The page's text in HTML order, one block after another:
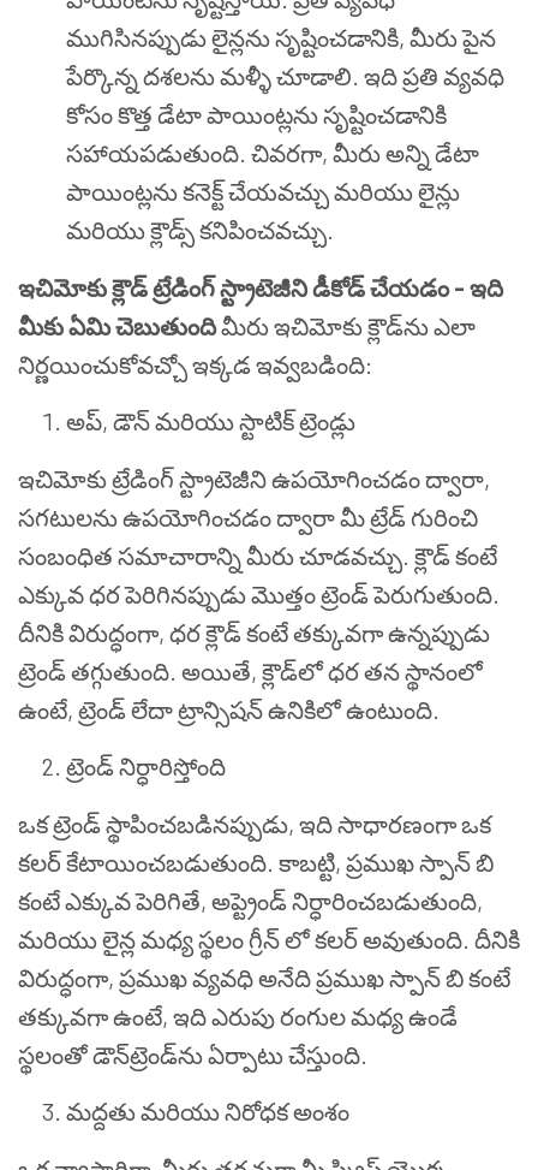
ముగిసినప్పుడు లైన్లను సృష్టించడానికి, మీరు పైన
పేర్కొన్న దశలను మళ్ళీ చూడాలి. ఇది ప్రతి వ్యవధి
కోసం కొత్త డేటా పాయింట్లను సృష్టించడానికి
సహాయపడుతుంది. చివరగా, మీరు అన్ని డేటా
పాయింట్లను కనెక్ట్ చేయవచ్చు మరియు లైన్లు
మరియు క్లౌడ్స్ కనిపించవచ్చు.
ఇచిమోకు క్లౌడ్ ట్రేడింగ్ స్ట్రాటెజీని డీకోడ్ చేయడం - ఇది
మీకు ఏమి చెబుతుందిమీరు ఇచిమోకు క్లౌడ్‌ను ఎలా
నిర్ణయించుకోవచ్చో ఇక్కడ ఇవ్వబడింది:
అప్, డౌన్ మరియు స్టాటిక్ ట్రెండ్లు
ఇచిమోకు ట్రేడింగ్ స్ట్రాటెజీని ఉపయోగించడం ద్వారా,
సగటులను ఉపయోగించడం ద్వారా మీ ట్రేడ్ గురించి
సంబంధిత సమాచారాన్ని మీరు చూడవచ్చు. క్లౌడ్ కంటే
ఎక్కువ ధర పెరిగినప్పుడు మొత్తం ట్రెండ్ పెరుగుతుంది.
దీనికి విరుద్ధంగా, ధర క్లౌడ్ కంటే తక్కువగా ఉన్నప్పుడు
ట్రెండ్ తగ్గుతుంది. అయితే, క్లౌడ్‌లో ధర తన స్థానంలో
ఉంటే, ట్రెండ్ లేదా ట్రాన్సిషన్ ఉనికిలో ఉంటుంది.
ట్రెండ్ నిర్ధారిస్తోంది
ఒక ట్రెండ్ స్థాపించబడినప్పుడు, ఇది సాధారణంగా ఒక
కలర్ కేటాయించబడుతుంది. కాబట్టి, ప్రముఖ స్పాన్ బి
కంటే ఎక్కువ పెరిగితే, అప్ట్రెండ్ నిర్ధారించబడుతుంది,
మరియు లైన్ల మధ్య స్థలం గ్రీన్ లో కలర్ అవుతుంది. దీనికి
విరుద్ధంగా, ప్రముఖ వ్యవధి అనేది ప్రముఖ స్పాన్ బి కంటే
తక్కువగా ఉంటే, ఇది ఎరుపు రంగుల మధ్య ఉండే
స్థలంతో డౌన్‌ట్రెండ్‌ను ఏర్పాటు చేస్తుంది.
మద్దతు మరియు నిరోధక అంశం